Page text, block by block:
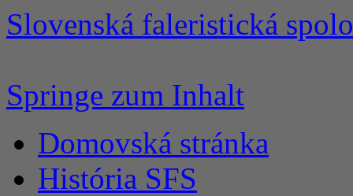
Slovenská faleristická
Springe zum Inhalt
Domovská stránka
História SFS